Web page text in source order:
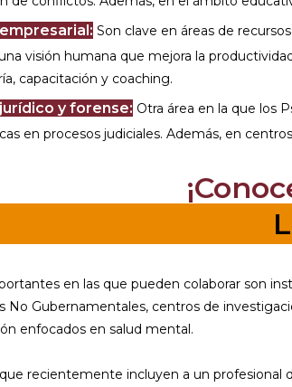
Son clave en áreas de
visión humana que mejora la
capacitación y coaching.
y forense: Otra área en la que los
en procesos judiciales. Además, en
en las que pueden colaborar son
No Gubernamentales, centros de
enfocados en salud mental.
recientemente incluyen a un profesional